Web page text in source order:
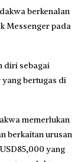
berkenalan
Messenger pada
diri sebagai
bertugas di
memerlukan
berkaitan urusan
yang